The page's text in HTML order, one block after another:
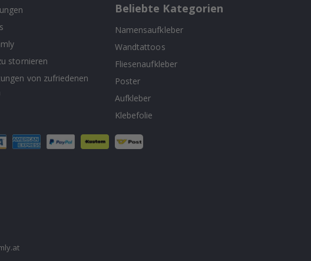
stornieren
von zufriedenen
Beliebte Kategorien
Namensaufkleber
Wandtattoos
Fliesenaufkleber
Poster
Aufkleber
Klebefolie